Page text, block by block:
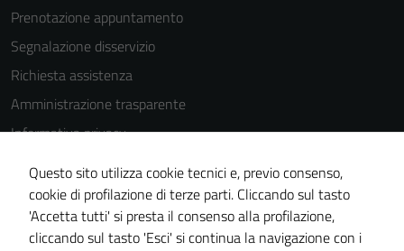
Prenotazione appuntamento
Segnalazione disservizio
Richiesta assistenza
Amministrazione trasparente
Informativa privacy
Cookie Policy
Note legali
Dichiarazione di accessibilità
Questo sito utilizza cookie tecnici e, previo consenso,
cookie di profilazione di terze parti. Cliccando sul tasto
'Accetta tutti' si presta il consenso alla profilazione,
cliccando sul tasto 'Esci' si continua la navigazione con i